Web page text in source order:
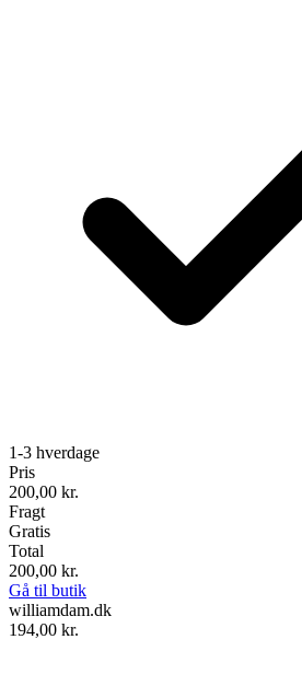
1-3 hverdage
Pris
200,00 kr.
Fragt
Gratis
Total
200,00 kr.
Gå til butik
williamdam.dk
194,00 kr.